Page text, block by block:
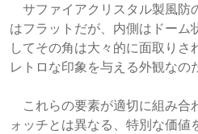
サファイアクリスタル製風防
はフラットだが、内側はドーム
してその角は大々的に面取りさ
レトロな印象を与える外観なの
これらの要素が適切に組み合
ォッチとは異なる、特別な価